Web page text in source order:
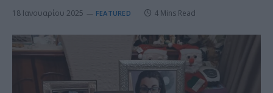
18 Ιανουαρίου 2025 FEATURED 4 Mins Read